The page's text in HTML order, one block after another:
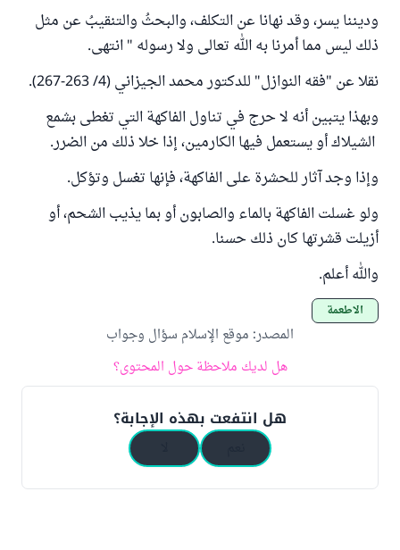
وديننا يسر، وقد نهانا عن التكلف، والبحثُ والتنقيبُ عن مثل
ذلك ليس مما أمرنا به الله تعالى ولا رسوله " انتهى.
نقلا عن "فقه النوازل" للدكتور محمد الجيزاني (4/ 263-267).
وبهذا يتبين أنه لا حرج في تناول الفاكهة التي تغطى بشمع
الشيلاك أو يستعمل فيها الكارمين، إذا خلا ذلك من الضرر.
وإذا وجد آثار للحشرة على الفاكهة، فإنها تغسل وتؤكل.
ولو غسلت الفاكهة بالماء والصابون أو بما يذيب الشحم، أو
أزيلت قشرتها كان ذلك حسنا.
والله أعلم.
الأطعمة
المصدر: موقع الإسلام سؤال وجواب
هل لديك ملاحظة حول المحتوى؟
هل انتفعت بهذه الإجابة؟